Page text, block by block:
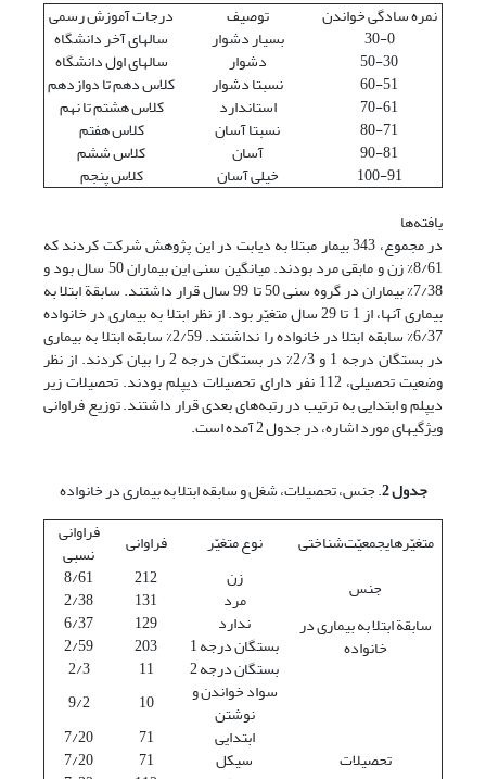
نمره سادگی خواندن
توصیف درجات آموزش رسمی
30-0 بسیار دشوار سالهای آخر دانشگاه
50-30 دشوار سالهای اول دانشگاه
60-51 نسبتا دشوار کلاس دهم تا دوازدهم
70-61 استاندارد کلاس هشتم تا نهم
80-71 نسبتا آسان کلاس هفتم
90-81 آسان کلاس ششم
100-91 خیلی آسان
کلاس پنجم
یافته‌ها
در مجموع، 343 بیمار مبتلا به دیابت در این پژوهش شرکت کردند که
8/61% زن و مابقی مرد بودند. میانگین سنی این بیماران 50 سال بود و
7/38% بیماران در گروه سنی 50 تا 99 سال قرار داشتند. سابقة ابتلا به
بیماری آنها، از 1 تا 29 سال متغیّر بود. از نظر ابتلا به بیماری در خانواده
6/37% سابقه ابتلا در خانواده را نداشتند. 2/59% سابقه ابتلا به بیماری
در بستگان درجه 1 و 2/3% در بستگان درجه 2 را بیان کردند. از نظر
وضعیت تحصیلی، 112 نفر دارای تحصیلات دیپلم بودند. تحصیلات زیر
دیپلم و ابتدایی به ترتیب در رتبه‌های بعدی قرار داشتند. توزیع فراوانی
ویژگیهای مورد اشاره، در جدول 2 آمده است.
جدول 2 . جنس، تحصیلات، شغل و سابقه ابتلا به بیماری در خانواده
متغیّرهایجمعیّت‌شناختی
نوع متغیّر فراوانی فراوانی
نسبی
جنس
زن 212
8/61
مرد 131
2/38
سابقة ابتلا به بیماری در
خانواده
ندارد 129
6/37
بستگان درجه 1 203
2/59
بستگان درجه 2 11
2/3
تحصیلات
سواد خواندن و
نوشتن 10
9/2
ابتدایی
71
7/20
سیکل 71
7/20